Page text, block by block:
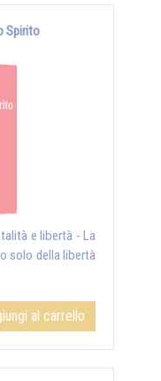
Spirito
e libertà - La
solo della libertà
al carrello